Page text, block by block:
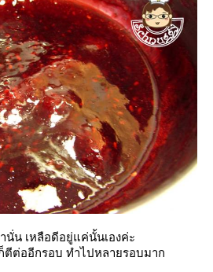
น เหลือดีอยู่แค่นั้นเองค่ะ
ตีต่ออีกรอบ ทำไปหลายรอบมาก